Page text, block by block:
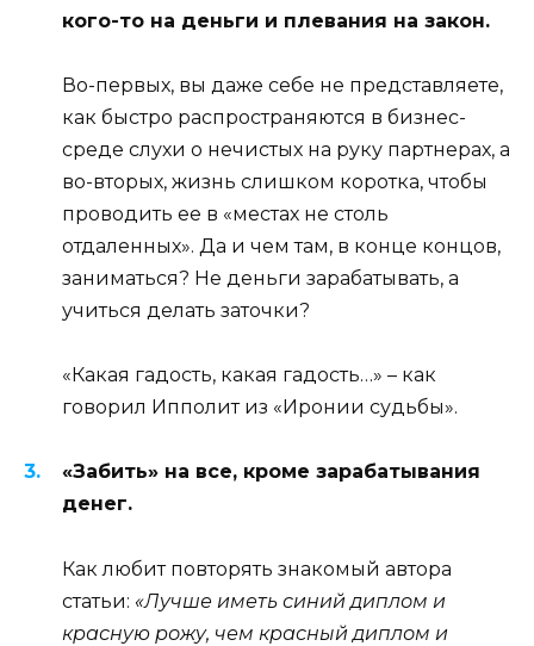
кого-то на деньги и плевания на закон.
Во-первых, вы даже себе не представляете,
как быстро распространяются в бизнес-
среде слухи о нечистых на руку партнерах, а
во-вторых, жизнь слишком коротка, чтобы
проводить ее в «местах не столь
отдаленных». Да и чем там, в конце концов,
заниматься? Не деньги зарабатывать, а
учиться делать заточки?
«Какая гадость, какая гадость…» – как
говорил Ипполит из «Иронии судьбы».
«Забить» на все, кроме зарабатывания
денег.
Как любит повторять знакомый автора
статьи: «Лучше иметь синий диплом и
красную рожу, чем красный диплом и